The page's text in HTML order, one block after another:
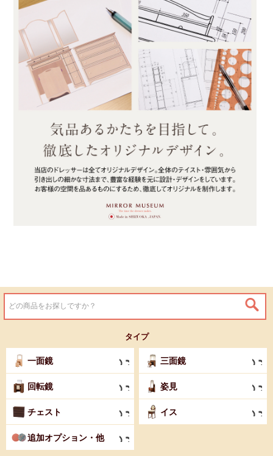
タイプ
一面鏡 三面鏡
回転鏡 姿見
チェスト イス
追加オプション・他